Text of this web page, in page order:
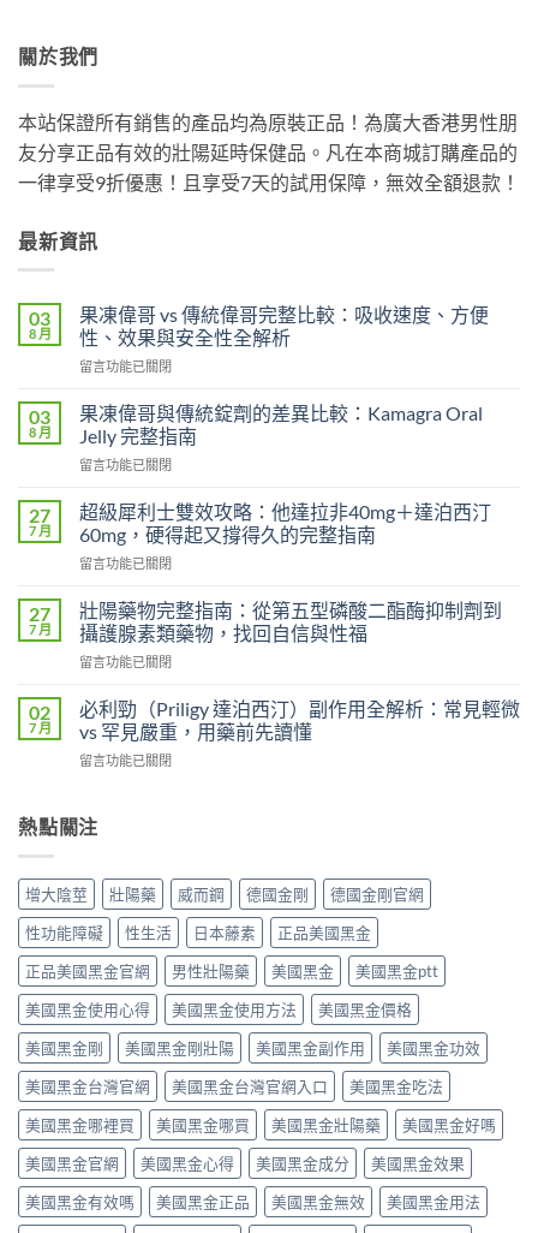
關於我們
本站保證所有銷售的產品均為原裝正品！為廣大香港男性朋
友分享正品有效的壯陽延時保健品。凡在本商城訂購產品的
一律享受9折優惠！且享受7天的試用保障，無效全額退款！
最新資訊
03
8 月
果凍偉哥 vs 傳統偉哥完整比較：吸收速度、方便
性、效果與安全性全解析
在
凍
偉
哥
vs
統
偉
完
比
較：
收
度、
方
便
果
與
全
性
全
解
析〉
中
留言功能已關閉
03
8 月
果凍偉哥與傳統錠劑的差異比較：Kamagra Oral
Jelly 完整指南
在
凍
偉
哥
與
統
錠
劑
的
異
比
Kamagra
完
南〉
中
留言功能已關閉
27
7 月
超級犀利士雙效攻略：他達拉非40mg＋達泊西汀
60mg，硬得起又撐得久的完整指南
在
級
犀
利
士
效
他
非
達
泊
西
汀
60mg，
硬
得
起
又
撐
得
久
的
完
整
指
南〉
留言功能已關閉
27
7 月
壯陽藥物完整指南：從第五型磷酸二酯酶抑制劑到
攝護腺素類藥物，找回自信與性福
在
陽
藥
物
完
南：
五
型
磷
酸
二
酯
酶
抑
制
劑
到
攝
護
腺
素
類
藥
留言功能已關閉
02
7 月
必利勁（Priligy 達泊西汀）副作用全解析：常見輕微
vs 罕見嚴重，用藥前先讀懂
在
勁
（Priligy
泊
西
汀）
副
作
用
全
解
析：
常
見
輕
微
vs
罕
見
嚴
重，
留言功能已關閉
熱點關注
增大陰莖 壯陽藥 威而鋼 德國金剛
德國金剛官網
性功能障礙
性生活 日本藤素
正品美國黑金
正品美國黑金官網
男性壯陽藥 美國黑金
美國黑金ptt
美國黑金使用心得
美國黑金使用方法
美國黑金價格
美國黑金剛
美國黑金剛壯陽 美國黑金副作用
美國黑金功效
美國黑金台灣官網
美國黑金台灣官網入口
美國黑金吃法
美國黑金哪裡買
美國黑金哪買 美國黑金壯陽藥
美國黑金好嗎
美國黑金官網
美國黑金心得 美國黑金成分
美國黑金效果
美國黑金有效嗎
美國黑金正品 美國黑金無效
美國黑金用法